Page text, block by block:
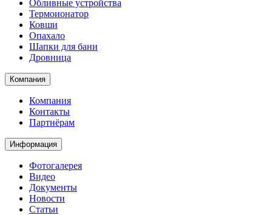
Обливные устройства
Термоионатор
Ковши
Опахало
Шапки для бани
Дровница
Компания
Компания
Контакты
Партнёрам
Информация
Фотогалерея
Видео
Документы
Новости
Статьи